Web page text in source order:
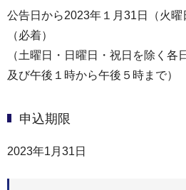
公告⽇から2023年１⽉31⽇（火
（必着）
（⼟曜⽇・⽇曜⽇・祝⽇を除く各
及び午後１時から午後５時まで）
申込期限
2023年1月31日